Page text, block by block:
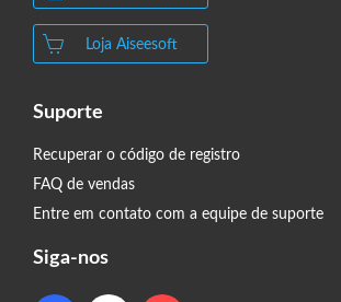
Loja Aiseesoft
Suporte
Recuperar o código de registro
FAQ de vendas
Entre em contato com a equipe de suporte
Siga-nos